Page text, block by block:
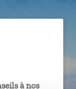
à nos